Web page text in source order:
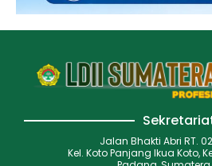
Jalan Bhakti Abri RT.
Kel. Koto Panjang Ikua Koto,